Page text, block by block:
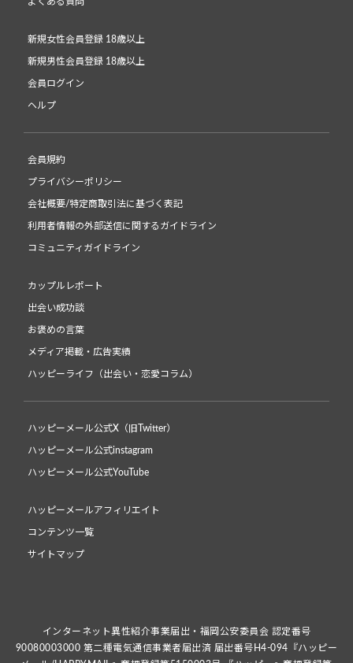
新規女性会員登録 18歳以上
新規男性会員登録 18歳以上
会員ログイン
ヘルプ
会員規約
プライバシーポリシー
会社概要/特定商取引法に基づく表記
利用者情報の外部送信に関するガイドライン
コミュニティガイドライン
カップルレポート
出会い成功談
お褒めの言葉
メディア掲載・広告実績
ハッピーライフ（出会い・恋愛コラム）
ハッピーメール公式X（旧Twitter）
ハッピーメール公式instagram
ハッピーメール公式YouTube
ハッピーメールアフィリエイト
コンテンツ一覧
サイトマップ
インターネット異性紹介事業届出・福岡公安委員会 認定番号
90080003000 第二種電気通信事業者届出済 届出番号H4-094『ハッピー